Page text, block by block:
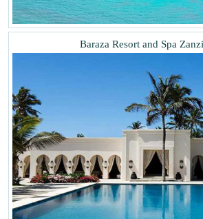
Baraza Resort and Spa